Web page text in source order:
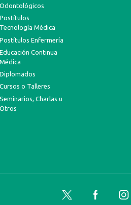
Odontológicos
Postítulos
Tecnología Médica
Postítulos Enfermería
Educación Continua
Médica
Diplomados
Cursos o Talleres
Seminarios, Charlas u
Otros
Twitter Facebook